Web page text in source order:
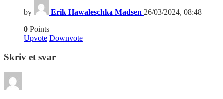
by Erik Hawaleschka Madsen 26/03/2024, 08:48
0 Points
Upvote Downvote
Skriv et svar